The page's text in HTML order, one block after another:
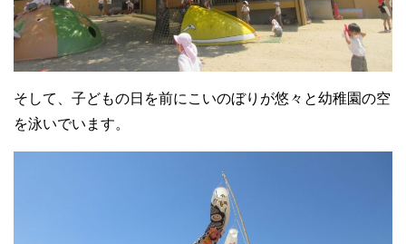
そして、子どもの日を前にこいのぼりが悠々と幼稚園の空
を泳いでいます。